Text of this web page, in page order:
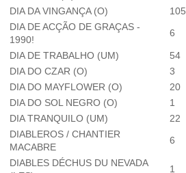
DIA DA VINGANÇA (O)
105
DIA DE ACÇÃO DE GRAÇAS -
1990!
6
DIA DE TRABALHO (UM)
54
DIA DO CZAR (O)
3
DIA DO MAYFLOWER (O)
20
DIA DO SOL NEGRO (O)
1
DIA TRANQUILO (UM)
22
DIABLEROS / CHANTIER
MACABRE
6
DIABLES DÉCHUS DU NEVADA
1